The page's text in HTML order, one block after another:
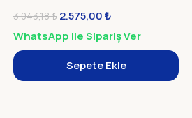
3.043,18₺ 2.575,00₺
WhatsApp ile Sipariş Ver
Sepete Ekle